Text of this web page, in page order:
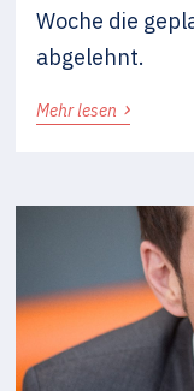
Woche die
abgelehnt.
Mehr lesen ›